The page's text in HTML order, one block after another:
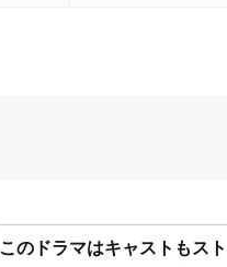
このドラマはキャストもス